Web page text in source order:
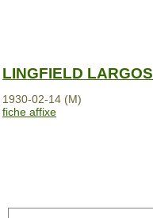
LINGFIELD LARGOS
1930-02-14 (M)
fiche affixe